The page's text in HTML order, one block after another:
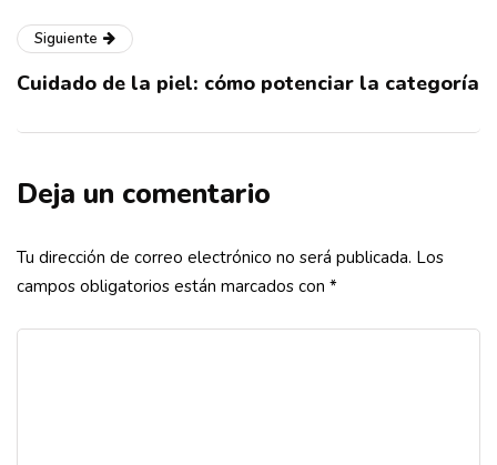
Siguiente
Cuidado de la piel: cómo potenciar la categoría
Deja un comentario
Tu dirección de correo electrónico no será publicada. Los
campos obligatorios están marcados con *